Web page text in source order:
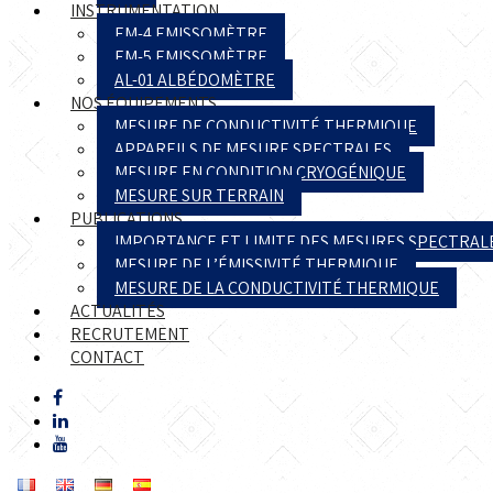
INSTRUMENTATION
EM-4 EMISSOMÈTRE
EM-5 EMISSOMÈTRE
AL-01 ALBÉDOMÈTRE
NOS ÉQUIPEMENTS
MESURE DE CONDUCTIVITÉ THERMIQUE
APPAREILS DE MESURE SPECTRALES
MESURE EN CONDITION CRYOGÉNIQUE
MESURE SUR TERRAIN
PUBLICATIONS
IMPORTANCE ET LIMITE DES MESURES
MESURE DE L’ÉMISSIVITÉ THERMIQUE
MESURE DE LA CONDUCTIVITÉ THERMIQUE
ACTUALITÉS
RECRUTEMENT
CONTACT